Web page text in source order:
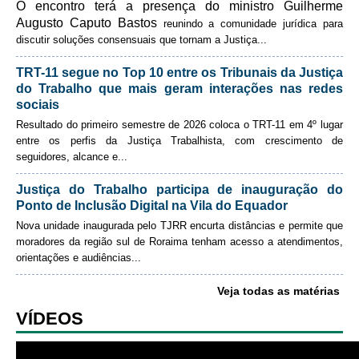
Automação e IA
Governança de TI
Governança das Contratações Obras
Rede de Governança Colaborativa
Laboratório de Inovação
Assessoria de Governança de Gestão de Pessoas
Sites Institucionais
Centro de Memória
Enviar email
O encontro terá a presença do ministro Guilherme
Augusto Caputo Bastosreunindo a comunidade jurídica para
discutir soluções consensuais que tornam a Justiça...
TRT-11 segue no Top 10 entre os Tribunais da Justiça
do Trabalho que mais geram interações nas redes
sociais
Resultado do primeiro semestre de 2026 coloca o TRT-11 em 4º lugar
entre os perfis da Justiça Trabalhista, com crescimento de
seguidores, alcance e...
Justiça do Trabalho participa de inauguração do
Ponto de Inclusão Digital na Vila do Equador
Nova unidade inaugurada pelo TJRR encurta distâncias e permite que
moradores da região sul de Roraima tenham acesso a atendimentos,
orientações e audiências...
Veja todas as matérias
VÍDEOS